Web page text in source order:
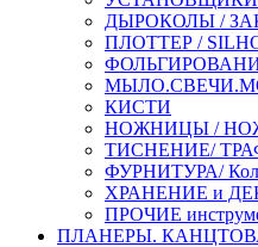
ДЫРОКОЛЫ /
ПЛОТТЕР /
КИСТИ
НОЖНИЦЫ /
ТИСНЕНИЕ/
ФУРНИТУРА/
ХРАНЕНИЕ и
ПРОЧИЕ
ПЛАНЕРЫ.